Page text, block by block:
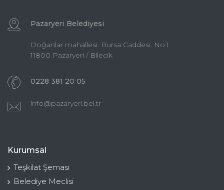
Pazaryeri Belediyesi
Doğanlar mahallesi. Bursa Caddesi. No:1
11800 Pazaryeri / Bilecik
0228 381 20 05
info@pazaryeri.bel.tr
Kurumsal
Teşkilat Şeması
Belediye Meclisi